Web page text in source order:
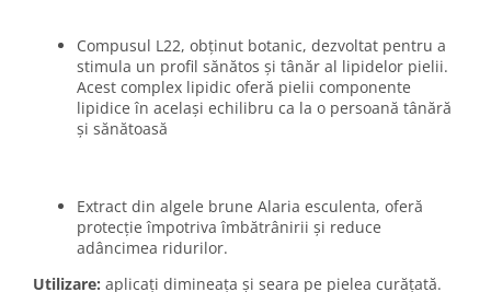
Compusul L22, obținut botanic, dezvoltat pentru a
stimula un profil sănătos și tânăr al lipidelor pielii.
Acest complex lipidic oferă pielii componente
lipidice în același echilibru ca la o persoană tânără
și sănătoasă
Extract din algele brune Alaria esculenta, oferă
protecție împotriva îmbătrânirii și reduce
adâncimea ridurilor.
Utilizare: aplicați dimineața și seara pe pielea curățată.